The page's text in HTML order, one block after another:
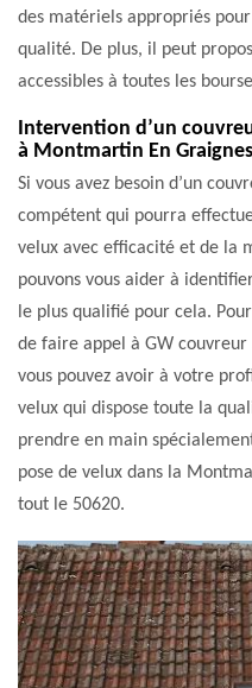
des matériels appropriés
qualité. De plus, il peut
accessibles à toutes les
Intervention d’un
à Montmartin En Graignes
Si vous avez besoin d’un
compétent qui pourra
velux avec efficacité et de la
pouvons vous aider à
le plus qualifié pour cela.
de faire appel à GW
vous pouvez avoir à votre
velux qui dispose toute la
prendre en main
pose de velux dans la
tout le 50620.